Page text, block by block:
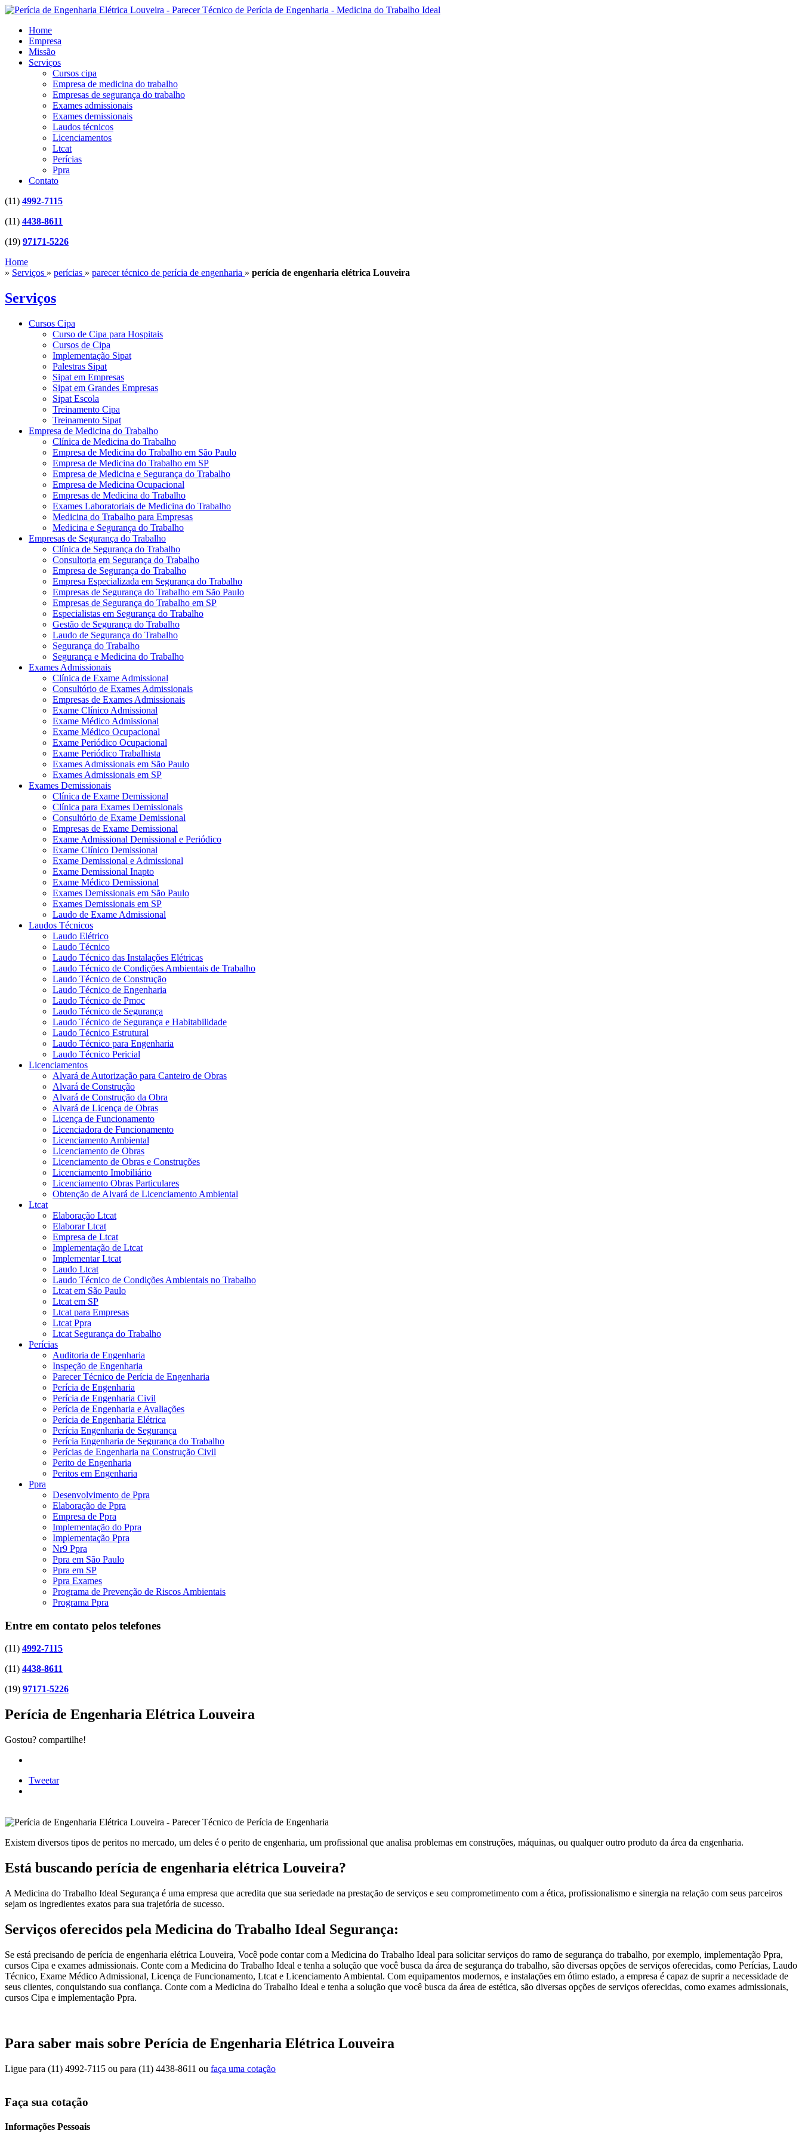
Home
Empresa
Missão
Serviços
Cursos cipa
Empresa de medicina do trabalho
Empresas de segurança do trabalho
Exames admissionais
Exames demissionais
Laudos técnicos
Licenciamentos
Ltcat
Perícias
Ppra
Contato
(11) 4992-7115
(11) 4438-8611
(19) 97171-5226
Home
» Serviços » perícias » parecer técnico de perícia de engenharia » perícia de engenharia elétrica Louveira
Serviços
Cursos Cipa
Curso de Cipa para Hospitais
Cursos de Cipa
Implementação Sipat
Palestras Sipat
Sipat em Empresas
Sipat em Grandes Empresas
Sipat Escola
Treinamento Cipa
Treinamento Sipat
Empresa de Medicina do Trabalho
Clínica de Medicina do Trabalho
Empresa de Medicina do Trabalho em São Paulo
Empresa de Medicina do Trabalho em SP
Empresa de Medicina e Segurança do Trabalho
Empresa de Medicina Ocupacional
Empresas de Medicina do Trabalho
Exames Laboratoriais de Medicina do Trabalho
Medicina do Trabalho para Empresas
Medicina e Segurança do Trabalho
Empresas de Segurança do Trabalho
Clínica de Segurança do Trabalho
Consultoria em Segurança do Trabalho
Empresa de Segurança do Trabalho
Empresa Especializada em Segurança do Trabalho
Empresas de Segurança do Trabalho em São Paulo
Empresas de Segurança do Trabalho em SP
Especialistas em Segurança do Trabalho
Gestão de Segurança do Trabalho
Laudo de Segurança do Trabalho
Segurança do Trabalho
Segurança e Medicina do Trabalho
Exames Admissionais
Clínica de Exame Admissional
Consultório de Exames Admissionais
Empresas de Exames Admissionais
Exame Clínico Admissional
Exame Médico Admissional
Exame Médico Ocupacional
Exame Periódico Ocupacional
Exame Periódico Trabalhista
Exames Admissionais em São Paulo
Exames Admissionais em SP
Exames Demissionais
Clínica de Exame Demissional
Clínica para Exames Demissionais
Consultório de Exame Demissional
Empresas de Exame Demissional
Exame Admissional Demissional e Periódico
Exame Clínico Demissional
Exame Demissional e Admissional
Exame Demissional Inapto
Exame Médico Demissional
Exames Demissionais em São Paulo
Exames Demissionais em SP
Laudo de Exame Admissional
Laudos Técnicos
Laudo Elétrico
Laudo Técnico
Laudo Técnico das Instalações Elétricas
Laudo Técnico de Condições Ambientais de Trabalho
Laudo Técnico de Construção
Laudo Técnico de Engenharia
Laudo Técnico de Pmoc
Laudo Técnico de Segurança
Laudo Técnico de Segurança e Habitabilidade
Laudo Técnico Estrutural
Laudo Técnico para Engenharia
Laudo Técnico Pericial
Licenciamentos
Alvará de Autorização para Canteiro de Obras
Alvará de Construção
Alvará de Construção da Obra
Alvará de Licença de Obras
Licença de Funcionamento
Licenciadora de Funcionamento
Licenciamento Ambiental
Licenciamento de Obras
Licenciamento de Obras e Construções
Licenciamento Imobiliário
Licenciamento Obras Particulares
Obtenção de Alvará de Licenciamento Ambiental
Ltcat
Elaboração Ltcat
Elaborar Ltcat
Empresa de Ltcat
Implementação de Ltcat
Implementar Ltcat
Laudo Ltcat
Laudo Técnico de Condições Ambientais no Trabalho
Ltcat em São Paulo
Ltcat em SP
Ltcat para Empresas
Ltcat Ppra
Ltcat Segurança do Trabalho
Perícias
Auditoria de Engenharia
Inspeção de Engenharia
Parecer Técnico de Perícia de Engenharia
Perícia de Engenharia
Perícia de Engenharia Civil
Perícia de Engenharia e Avaliações
Perícia de Engenharia Elétrica
Perícia Engenharia de Segurança
Perícia Engenharia de Segurança do Trabalho
Perícias de Engenharia na Construção Civil
Perito de Engenharia
Peritos em Engenharia
Ppra
Desenvolvimento de Ppra
Elaboração de Ppra
Empresa de Ppra
Implementação do Ppra
Implementação Ppra
Nr9 Ppra
Ppra em São Paulo
Ppra em SP
Ppra Exames
Programa de Prevenção de Riscos Ambientais
Programa Ppra
Entre em contato pelos telefones
(11) 4992-7115
(11) 4438-8611
(19) 97171-5226
Perícia de Engenharia Elétrica Louveira
Gostou? compartilhe!
Tweetar
Existem diversos tipos de peritos no mercado, um deles é o perito de engenharia, um profissional que analisa problemas em construções, máquinas, ou qualquer outro produto da área da engenharia.
Está buscando perícia de engenharia elétrica Louveira?
A Medicina do Trabalho Ideal Segurança é uma empresa que acredita que sua seriedade na prestação de serviços e seu comprometimento com a ética, profissionalismo e sinergia na relação com seus parceiros
sejam os ingredientes exatos para sua trajetória de sucesso.
Serviços oferecidos pela Medicina do Trabalho Ideal Segurança:
Se está precisando de perícia de engenharia elétrica Louveira, Você pode contar com a Medicina do Trabalho Ideal para solicitar serviços do ramo de segurança do trabalho, por exemplo, implementação Ppra,
cursos Cipa e exames admissionais. Conte com a Medicina do Trabalho Ideal e tenha a solução que você busca da área de segurança do trabalho, são diversas opções de serviços oferecidas, como Perícias, Laudo
Técnico, Exame Médico Admissional, Licença de Funcionamento, Ltcat e Licenciamento Ambiental. Com equipamentos modernos, e instalações em ótimo estado, a empresa é capaz de suprir a necessidade de
seus clientes, conquistando sua confiança. Conte com a Medicina do Trabalho Ideal e tenha a solução que você busca da área de estética, são diversas opções de serviços oferecidas, como exames admissionais,
cursos Cipa e implementação Ppra.
Para saber mais sobre Perícia de Engenharia Elétrica Louveira
Ligue para (11) 4992-7115 ou para (11) 4438-8611 ou faça uma cotação
Faça sua cotação
Informações Pessoais